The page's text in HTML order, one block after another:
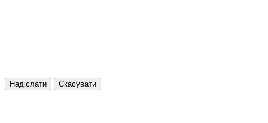
Надіслати Скасувати